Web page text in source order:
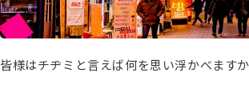
皆様はチヂミと言えば何を思い浮かべますか